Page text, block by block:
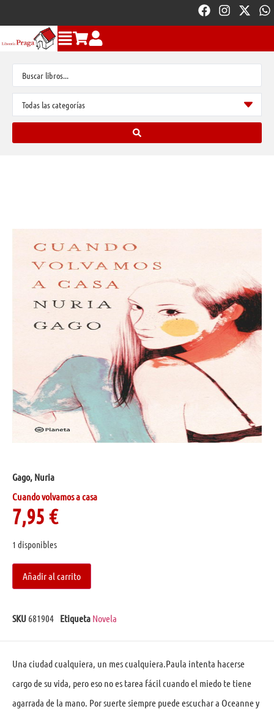
Gago, Nuria
Cuando volvamos a casa
7,95 €
1 disponibles
Añadir al carrito
SKU 681904 Etiqueta Novela
Una ciudad cualquiera, un mes cualquiera.Paula intenta hacerse
cargo de su vida, pero eso no es tarea fácil cuando el miedo te tiene
agarrada de la mano. Por suerte siempre puede escuchar a Oceanne y